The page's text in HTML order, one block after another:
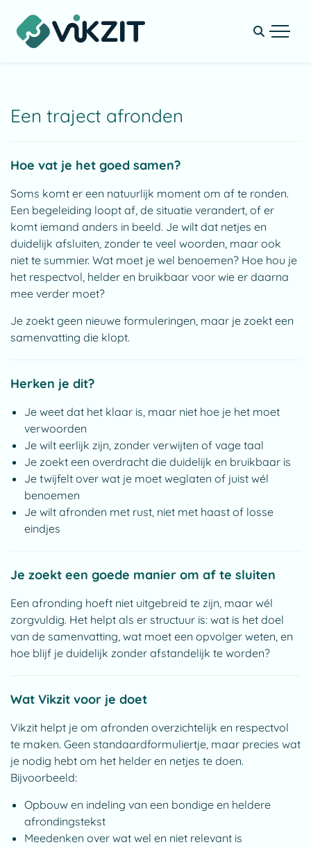
Een traject afronden
Hoe vat je het goed samen?
Soms komt er een natuurlijk moment om af te ronden.
Een begeleiding loopt af, de situatie verandert, of er
komt iemand anders in beeld. Je wilt dat netjes en
duidelijk afsluiten, zonder te veel woorden, maar ook
niet te summier. Wat moet je wel benoemen? Hoe hou je
het respectvol, helder en bruikbaar voor wie er daarna
mee verder moet?
Je zoekt geen nieuwe formuleringen, maar je zoekt een
samenvatting die klopt.
Herken je dit?
Je weet dat het klaar is, maar niet hoe je het moet
verwoorden
Je wilt eerlijk zijn, zonder verwijten of vage taal
Je zoekt een overdracht die duidelijk en bruikbaar is
Je twijfelt over wat je moet weglaten of juist wél
benoemen
Je wilt afronden met rust, niet met haast of losse
eindjes
Je zoekt een goede manier om af te sluiten
Een afronding hoeft niet uitgebreid te zijn, maar wél
zorgvuldig. Het helpt als er structuur is: wat is het doel
van de samenvatting, wat moet een opvolger weten, en
hoe blijf je duidelijk zonder afstandelijk te worden?
Wat Vikzit voor je doet
Vikzit helpt je om afronden overzichtelijk en respectvol
te maken. Geen standaardformuliertje, maar precies wat
je nodig hebt om het helder en netjes te doen.
Bijvoorbeeld:
Opbouw en indeling van een bondige en heldere
afrondingstekst
Meedenken over wat wel en niet relevant is